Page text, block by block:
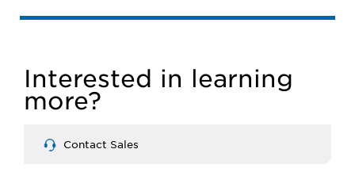
Interested in learning
more?
Contact Sales